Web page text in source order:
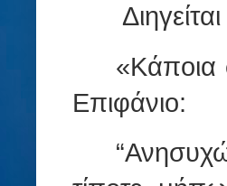
«Κάποια
Επιφάνιο: